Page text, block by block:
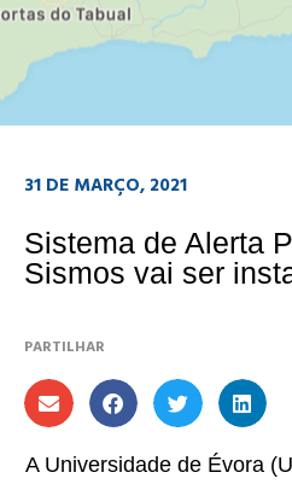
31 DE MARÇO, 2021
Sistema de Alerta
Sismos vai ser
PARTILHAR
A Universidade de Évora